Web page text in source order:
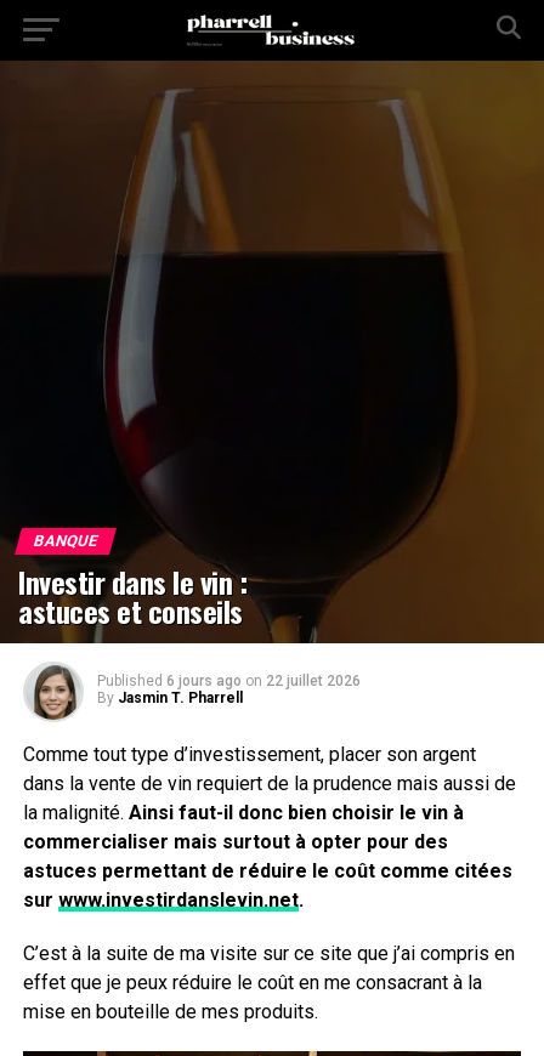
BANQUE
Investir dans le vin :
astuces et conseils
Published 6 jours ago on 22 juillet 2026
By Jasmin T. Pharrell
Comme tout type d’investissement, placer son argent
dans la vente de vin requiert de la prudence mais aussi de
la malignité. Ainsi faut-il donc bien choisir le vin à
commercialiser mais surtout à opter pour des
astuces permettant de réduire le coût comme citées
sur www.investirdanslevin.net.
C’est à la suite de ma visite sur ce site que j’ai compris en
effet que je peux réduire le coût en me consacrant à la
mise en bouteille de mes produits.